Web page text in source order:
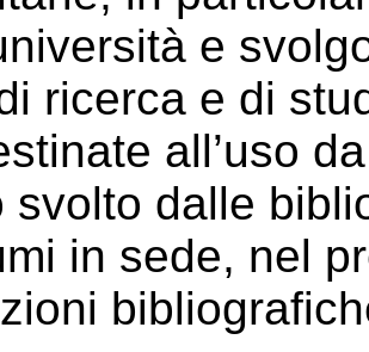
e
ricerca e di
all’uso
svolto dalle
in sede, nel